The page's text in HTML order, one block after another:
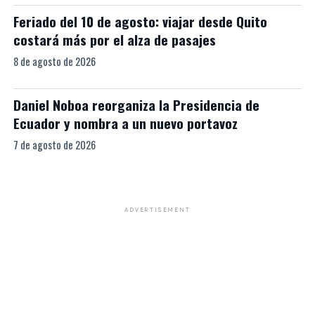
Feriado del 10 de agosto: viajar desde Quito
costará más por el alza de pasajes
8 de agosto de 2026
Daniel Noboa reorganiza la Presidencia de
Ecuador y nombra a un nuevo portavoz
7 de agosto de 2026
ADVERTISEMENT